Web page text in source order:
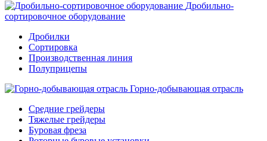
Дробильно-
сортировочное оборудование
Дробилки
Сортировка
Производственная линия
Полуприцепы
Горно-добывающая отрасль
Средние грейдеры
Тяжелые грейдеры
Буровая фреза